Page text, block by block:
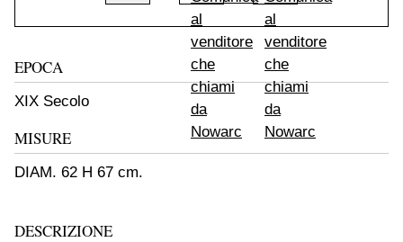
EPOCA
XIX Secolo
MISURE
DIAM. 62 H 67 cm.
DESCRIZIONE